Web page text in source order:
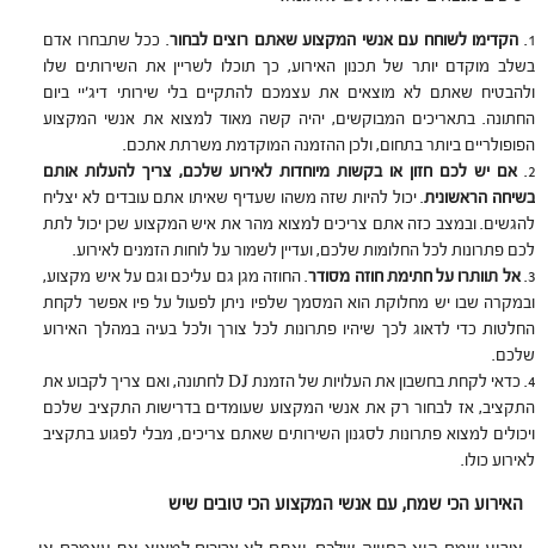
הקדימו לשוחח עם אנשי המקצוע שאתם רוצים לבחור. ככל שתבחרו אדם
בשלב מוקדם יותר של תכנון האירוע, כך תוכלו לשריין את השירותים שלו
ולהבטיח שאתם לא מוצאים את עצמכם להתקיים בלי שירותי דיג׳יי ביום
החתונה. בתאריכים המבוקשים, יהיה קשה מאוד למצוא את אנשי המקצוע
הפופולריים ביותר בתחום, ולכן ההזמנה המוקדמת משרתת אתכם.
אם יש לכם חזון או בקשות מיוחדות לאירוע שלכם, צריך להעלות אותם
בשיחה הראשונית. יכול להיות שזה משהו שעדיף שאיתו אתם עובדים לא יצליח
להגשים. ובמצב כזה אתם צריכים למצוא מהר את איש המקצוע שכן יכול לתת
לכם פתרונות לכל החלומות שלכם, ועדיין לשמור על לוחות הזמנים לאירוע.
אל תוותרו על חתימת חוזה מסודר. החוזה מגן גם עליכם וגם על איש מקצוע,
ובמקרה שבו יש מחלוקת הוא המסמך שלפיו ניתן לפעול על פיו אפשר לקחת
החלטות כדי לדאוג לכך שיהיו פתרונות לכל צורך ולכל בעיה במהלך האירוע
שלכם.
כדאי לקחת בחשבון את העלויות של הזמנת DJ לחתונה, ואם צריך לקבוע את
התקציב, אז לבחור רק את אנשי המקצוע שעומדים בדרישות התקציב שלכם
ויכולים למצוא פתרונות לסגנון השירותים שאתם צריכים, מבלי לפגוע בתקציב
לאירוע כולו.
האירוע הכי שמח, עם אנשי המקצוע הכי טובים שיש